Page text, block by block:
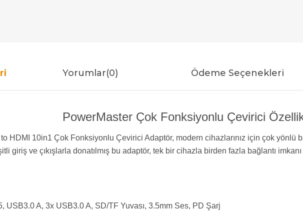
Yorumlar(0) Ödeme Seçenekleri
PowerMaster Çok Fonksiyonlu Çevirici
HDMI 10in1 Çok Fonksiyonlu Çevirici Adaptör, modern cihazlarınız için çok yönlü
giriş ve çıkışlarla donatılmış bu adaptör, tek bir cihazla birden fazla bağlantı
USB3.0 A, 3x USB3.0 A, SD/TF Yuvası, 3.5mm Ses, PD Şarj